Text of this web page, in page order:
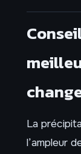
La
l’ampleur